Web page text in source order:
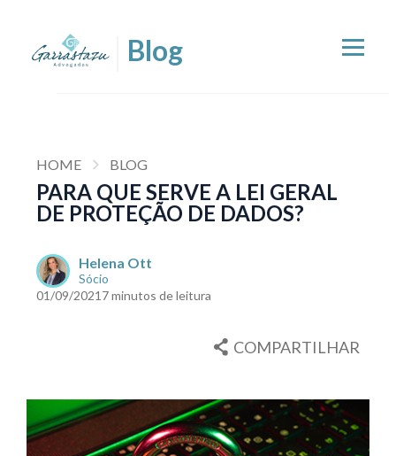
HOME BLOG
PARA QUE SERVE A LEI GERAL
DE PROTEÇÃO DE DADOS?
Helena Ott
Sócio
01/09/2021 7 minutos de leitura
COMPARTILHAR